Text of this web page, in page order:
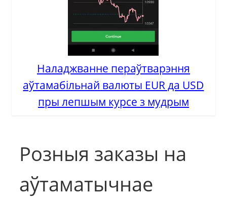
Наладжванне пераўтварэння
аўтамабільнай валюты EUR да USD
пры лепшым курсе з мудрым
Розныя заказы на
аўтаматычнае